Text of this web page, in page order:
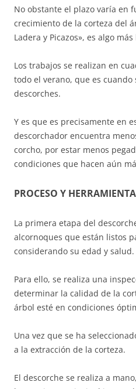
No obstante el plazo varía en
crecimiento de la corteza del
Ladera y Picazos», es algo más
Los trabajos se realizan en
todo el verano, que es cuando
descorches.
Y es que es precisamente en
descorchador encuentra
corcho, por estar menos
condiciones que hacen aún
PROCESO Y
La primera etapa del
alcornoques que están listos
considerando su edad y salud.
Para ello, se realiza una
determinar la calidad de la
árbol esté en condiciones
Una vez que se ha
a la extracción de la corteza.
El descorche se realiza a